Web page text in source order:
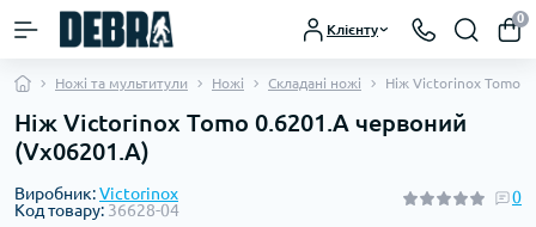
Клієнту
0
Ножі та мультитули Ножі Складані ножі Ніж Victorinox Tomo
Ніж Victorinox Tomo 0.6201.A червоний
(Vx06201.A)
Виробник:Victorinox
Код товару: 36628-04
0